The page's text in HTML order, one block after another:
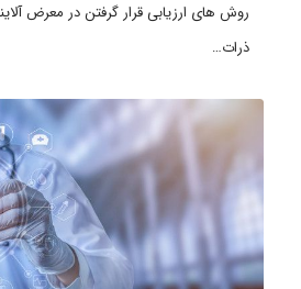
روش ‌های ارزیابی قرار گرفتن در معرض
ذرات…